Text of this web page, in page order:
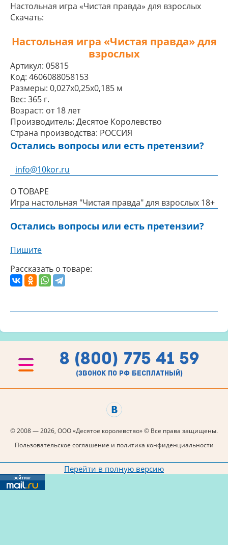
Настольная игра «Чистая правда» для взрослых
Скачать:
Настольная игра «Чистая правда» для
взрослых
Артикул: 05815
Код: 4606088058153
Размеры: 0,027x0,25x0,185 м
Вес: 365 г.
Возраст: от 18 лет
Производитель: Десятое Королевство
Страна производства: РОССИЯ
Остались вопросы или есть претензии?
info@10kor.ru
О ТОВАРЕ
Игра настольная "Чистая правда" для взрослых 18+
Остались вопросы или есть претензии?
Пишите
Рассказать о товаре:
8 (800) 775 41 59
(звонок по рф бесплатный)
© 2008 — 2026, ООО «Десятое королевство» © Все права защищены.
Пользовательское соглашение и политика конфиденциальности
Перейти в полную версию